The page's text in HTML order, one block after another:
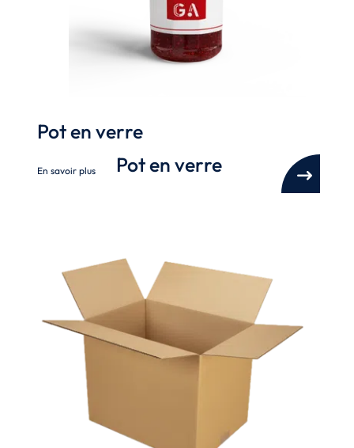
Pot en verre
Pot en verre
En savoir plus